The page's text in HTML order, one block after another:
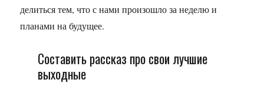
делиться тем, что с нами произошло за неделю и
планами на будущее.
Составить рассказ про свои лучшие
выходные